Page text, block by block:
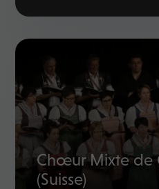
Chœur Mixte de
(Suisse)